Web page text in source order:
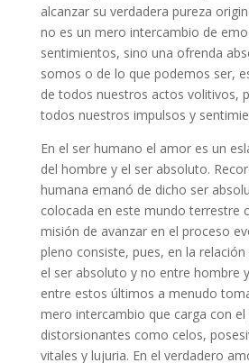
alcanzar su verdadera pureza
no es un mero intercambio de
sentimientos, sino una ofrenda
somos o de lo que podemos ser,
de todos nuestros actos volitivos,
todos nuestros impulsos y
En el ser humano el amor es un
del hombre y el ser absoluto.
humana emanó de dicho ser
colocada en este mundo terrestre
misión de avanzar en el proceso
pleno consiste, pues, en la
el ser absoluto y no entre hombre
entre estos últimos a menudo
mero intercambio que carga con
distorsionantes como celos,
vitales y lujuria. En el verdadero